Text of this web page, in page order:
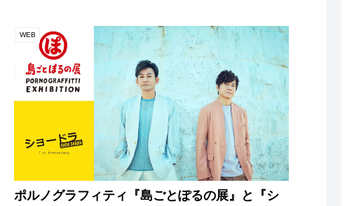
WEB
ポルノグラフィティ『島ごとぽるの展』と『シ